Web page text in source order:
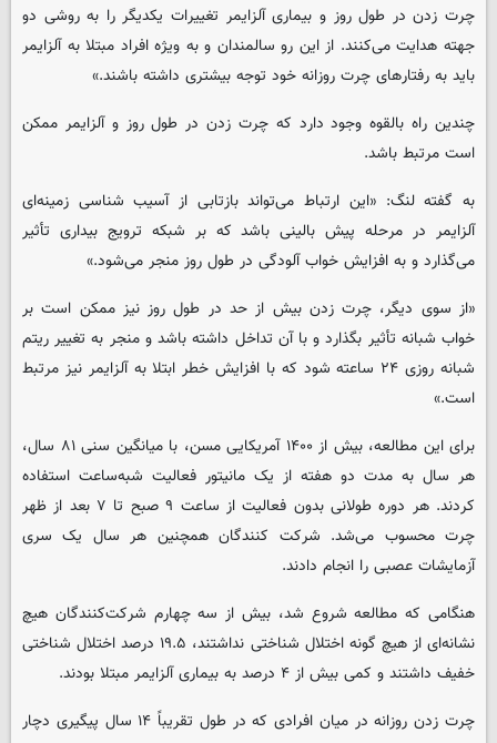
چرت زدن در طول روز و بیماری آلزایمر تغییرات یکدیگر را به روشی دو
جهته هدایت می‌کنند. از این رو سالمندان و به ویژه افراد مبتلا به آلزایمر
باید به رفتارهای چرت روزانه خود توجه بیشتری داشته باشند.»
چندین راه بالقوه وجود دارد که چرت زدن در طول روز و آلزایمر ممکن
است مرتبط باشد.
به گفته لنگ: «این ارتباط می‌تواند بازتابی از آسیب شناسی زمینه‌ای
آلزایمر در مرحله پیش بالینی باشد که بر شبکه ترویج بیداری تأثیر
می‌گذارد و به افزایش خواب آلودگی در طول روز منجر می‌شود.»
«از سوی دیگر، چرت زدن بیش از حد در طول روز نیز ممکن است بر
خواب شبانه تأثیر بگذارد و با آن تداخل داشته باشد و منجر به تغییر ریتم
شبانه روزی ۲۴ ساعته شود که با افزایش خطر ابتلا به آلزایمر نیز مرتبط
است.»
برای این مطالعه، بیش از ۱۴۰۰ آمریکایی مسن، با میانگین سنی ۸۱ سال،
هر سال به مدت دو هفته از یک مانیتور فعالیت شبه‌ساعت استفاده
کردند. هر دوره طولانی بدون فعالیت از ساعت ۹ صبح تا ۷ بعد از ظهر
چرت محسوب می‌شد. شرکت کنندگان همچنین هر سال یک سری
آزمایشات عصبی را انجام دادند.
هنگامی که مطالعه شروع شد، بیش از سه چهارم شرکت‌کنندگان هیچ
نشانه‌ای از هیچ گونه اختلال شناختی نداشتند، ۱۹.۵ درصد اختلال شناختی
خفیف داشتند و کمی بیش از ۴ درصد به بیماری آلزایمر مبتلا بودند.
چرت زدن روزانه در میان افرادی که در طول تقریباً ۱۴ سال پیگیری دچار